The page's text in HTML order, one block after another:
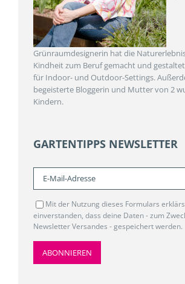
Grünraumdesignerin hat die
Kindheit zum Beruf gemacht und
für Indoor- und Outdoor-Settings.
begeisterte Bloggerin und Mutter von 2
Kindern.
GARTENTIPPS NEWSLETTER
Mit der Nutzung dieses Formulars
einverstanden, dass deine Daten - zum
Newsletter Versandes - gespeichert werden.